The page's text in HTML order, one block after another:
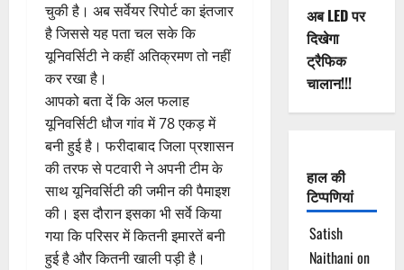
चुकी है। अब सर्वेयर रिपोर्ट का इंतजार
है जिससे यह पता चल सके कि
यूनिवर्सिटी ने कहीं अतिक्रमण तो नहीं
कर रखा है।
आपको बता दें कि अल फलाह
यूनिवर्सिटी धौज गांव में 78 एकड़ में
बनी हुई है। फरीदाबाद जिला प्रशासन
की तरफ से पटवारी ने अपनी टीम के
साथ यूनिवर्सिटी की जमीन की पैमाइश
की। इस दौरान इसका भी सर्वे किया
गया कि परिसर में कितनी इमारतें बनी
हुई है और कितनी खाली पड़ी है।
अब LED पर
दिखेगा
ट्रैफिक
चालान!!!
हाल की
टिप्पणियां
Satish
Naithani on